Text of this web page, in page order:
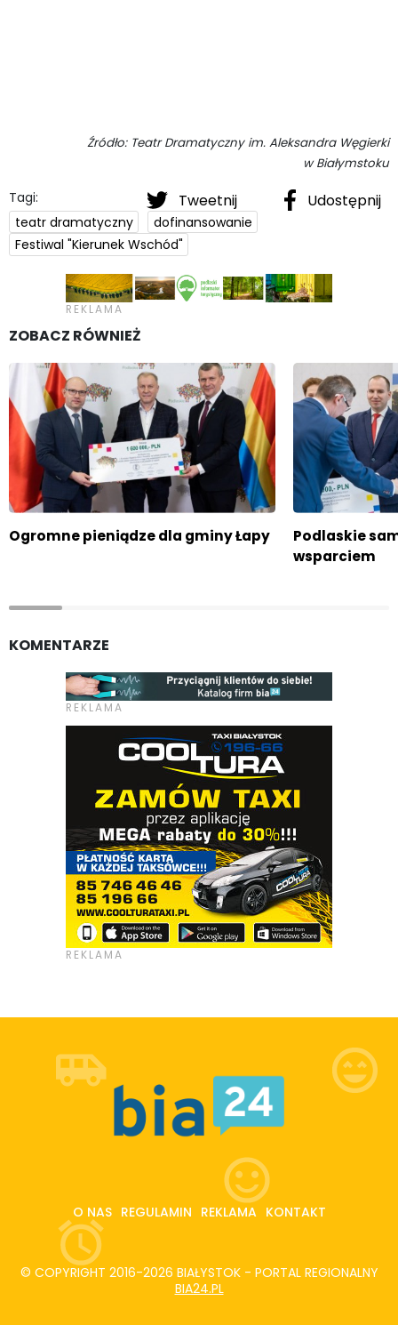
Źródło: Teatr Dramatyczny im. Aleksandra Węgierki
w Białymstoku
Tweetnij Udostępnij
Tagi:
teatr dramatyczny
dofinansowanie
Festiwal "Kierunek Wschód"
ZOBACZ RÓWNIEŻ
Ogromne pieniądze dla gminy Łapy
Podlaskie
wsparciem
KOMENTARZE
O NAS REGULAMIN REKLAMA KONTAKT
© COPYRIGHT 2016-2026 BIAŁYSTOK - PORTAL REGIONALNY
BIA24.PL